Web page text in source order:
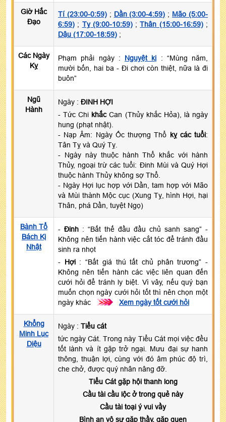
Giờ Hắc
Đạo
Tí (23:00-0:59); Dần (3:00-4:59) ; Mão (5:00-
6:59) ; Tỵ (9:00-10:59);Thân (15:00-16:59);
Dậu (17:00-18:59) ;
Các Ngày
Kỵ
Phạm phải ngày : Nguyệt kị : “Mùng năm,
mười bốn, hai ba - Đi chơi còn thiệt, nữa là đi
buôn”
Ngũ
Hành
Ngày : ĐINH HỢI
- Tức Chi khắcCan (Thủy khắc Hỏa), là ngày
hung (phạt nhật).
- Nạp Âm: Ngày Ốc thượng Thổ kỵ các tuổi:
Tân Tỵ và Quý Tỵ.
- Ngày này thuộc hành Thổ khắc với hành
Thủy, ngoại trừ các tuổi: Đinh Mùi và Quý Hợi
thuộc hành Thủy không sợ Thổ.
- Ngày Hợi lục hợp với Dần, tam hợp với Mão
và Mùi thành Mộc cục (Xung Tỵ, hình Hợi, hại
Thân, phá Dần, tuyệt Ngọ)
Bành Tổ
Bách Kị
Nhật
- Đinh : “Bất thế đầu đầu chủ sanh sang” -
Không nên tiến hành việc cắt tóc để tránh đầu
sinh ra nhọt
- Hợi: “Bất giá thú tất chủ phân trương” -
Không nên tiến hành các việc liên quan đến
cưới hỏi để tránh ly biệt. Vì vây, nếu quý bạn
muốn chọn ngày cưới hỏi tốt thì nên chọn một
ngày khác
>>> Xem ngày tốt cưới hỏi
Khổng
Minh Lục
Diệu
Ngày : Tiểu cát
tức ngày Cát. Trong này Tiểu Cát mọi việc đều
tốt lành và ít gặp trở ngại. Mưu đại sự hanh
thông, thuận lợi, cùng với đó âm phúc độ trì,
che chở, được quý nhân nâng đỡ.
Tiểu Cát gặp hội thanh long
Cầu tài cầu lộc ở trong quẻ này
Cầu tài toại ý vui vầy
Bình an vô sự gặp thầy, gặp quen